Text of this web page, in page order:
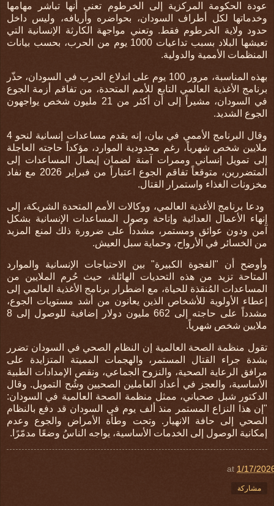
عودة الحكومة المركزية إلى الخرطوم تعني أنها تباشر مهامها
وخدماتها لكل أطراف السودان، بحواضره وأريافه، وليس داخل
حدود ولاية الخرطوم فقط. وتعني مواجهة الكارثة الإنسانية التي
تعيشها البلاد بسبب تداعيات 1000 يوم من الحرب، بحسب بيانات
المنظمات الأممية والدولية.
بهذه المناسبة، مرور 100 يوم على اندلاع الحرب في السودان، حذّر
برنامج الأغذية العالمي التابع للأمم المتحدة، من تفاقم أزمة الجوع
في السودان، مشيراً إلى أن أكثر من 21 مليون شخص يواجهون
الجوع الشديد.
وقال البرنامج الأممي في بيان، إنه يقدم مساعدات إنسانية لنحو 4
ملايين شخص شهرياً، رغم محدودية الموارد، مؤكداً حاجته العاجلة
إلى تمويل إنساني وممرات آمنة لضمان إيصال المساعدات إلى
المتضررين، متوقعاً تفاقم الجوع اعتباراً من فبراير 2026 مع نفاد
مخزونات الغذاء واستمرار القتال.
ودعا برنامج الأغذية العالمي، ووكالات الأمم المتحدة الشريكة، إلى
إنهاء الأعمال العدائية وإتاحة وصول المساعدات الإنسانية بشكل
آمن ودون عوائق ومستمر، مشدداً على ضرورة ذلك لمنع المزيد
من الخسائر في الأرواح، وحماية سبل العيش.
وأوضح أن "الفجوة الكبيرة" بين الاحتياجات الإنسانية والموارد
المتاحة تزيد من هذه التحديات الهائلة، حيث حُرم الملايين من
المساعدات المُنقذة للحياة، مع اضطرار برنامج الأغذية العالمي إلى
إعطاء الأولوية للأشخاص الذين يعانون من أشد مستويات الجوع،
مشدداً على حاجته إلى 662 مليون دولار إضافية للوصول إلى 8
ملايين شخص شهرياً.
تقول منظمة الصحة العالمية إن النظام الصحي في السودان تضرر
بشدة جراء القتال المستمر، والهجمات المميتة المتزايدة على
مرافق الرعاية الصحية، والنزوح الجماعي، ونقص الإمدادات الطبية
الأساسية، والعجز في أعداد العاملين الصحيين وشُح التمويل. وقال
الدكتور شبل صحباني، ممثل منظمة الصحة العالمية في السودان:
"إن هذا النزاع المستمر منذ ألف يوم في السودان قد دفع بالنظام
الصحي إلى حافة الانهيار. وتحت وطأة الأمراض والجوع وعدم
إمكانية الوصول إلى الخدمات الأساسية، يواجه الناسُ وضعًا مدمّرًا.
at 1/17/
مشاركة